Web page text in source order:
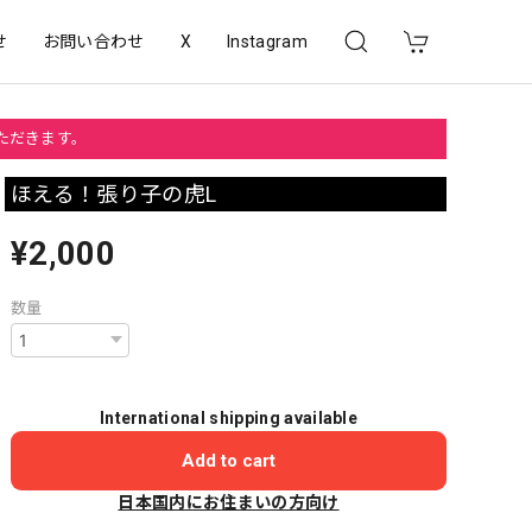
お問い合わせ X Instagram
きます。
ほえる！張り子の虎L
¥2,000
数量
International shipping available
Add to cart
日本国内にお住まいの方向け